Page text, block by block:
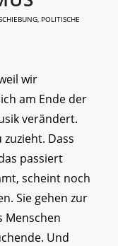
, POLITISCHE
wir
am Ende der
verändert.
Dass
passiert
scheint noch
Sie gehen zur
Menschen
Und